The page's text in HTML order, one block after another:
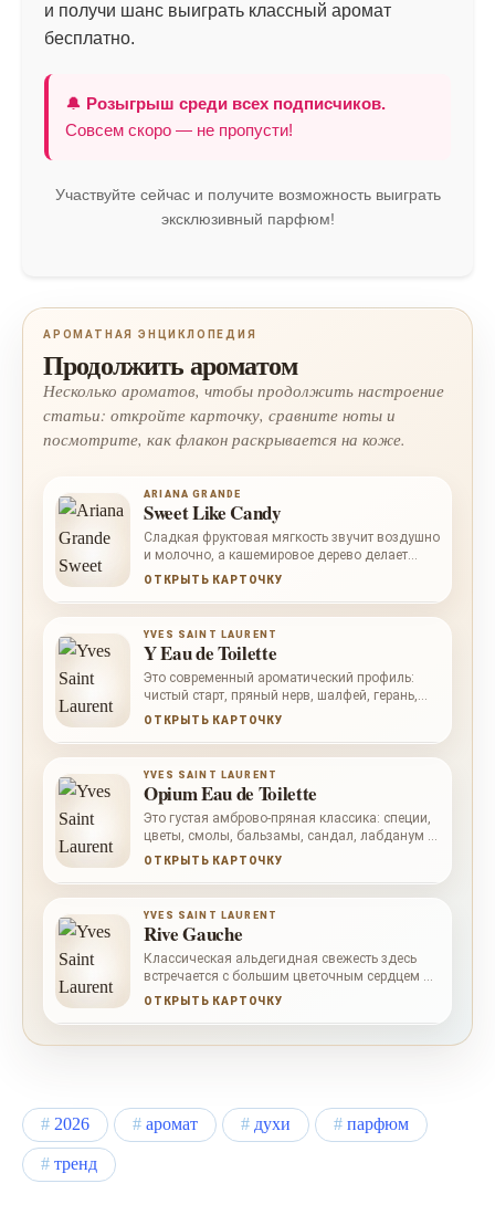
и получи шанс выиграть классный аромат
бесплатно.
🔔 Розыгрыш среди всех подписчиков.
Совсем скоро — не пропусти!
Участвуйте сейчас и получите возможность выиграть
эксклюзивный парфюм!
АРОМАТНАЯ ЭНЦИКЛОПЕДИЯ
Продолжить ароматом
Несколько ароматов, чтобы продолжить настроение
статьи: откройте карточку, сравните ноты и
посмотрите, как флакон раскрывается на коже.
ARIANA GRANDE
Sweet Like Candy
Сладкая фруктовая мягкость звучит воздушно
и молочно, а кашемировое дерево делает
финал теплее.
ОТКРЫТЬ КАРТОЧКУ
YVES SAINT LAURENT
Y Eau de Toilette
Это современный ароматический профиль:
чистый старт, пряный нерв, шалфей, герань,
серая амбра и мягкая ваниль в базе.
ОТКРЫТЬ КАРТОЧКУ
YVES SAINT LAURENT
Opium Eau de Toilette
Это густая амброво-пряная классика: специи,
цветы, смолы, бальзамы, сандал, лабданум и
темная животная теплота.
ОТКРЫТЬ КАРТОЧКУ
YVES SAINT LAURENT
Rive Gauche
Классическая альдегидная свежесть здесь
встречается с большим цветочным сердцем и
сухой мшистой базой — строгой, женственной
ОТКРЫТЬ КАРТОЧКУ
2026 аромат духи
парфюм
тренд